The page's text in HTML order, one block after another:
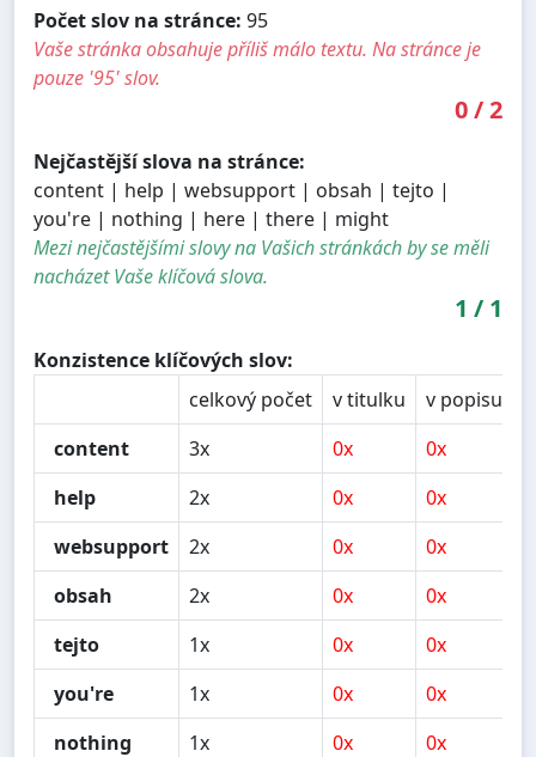
Počet slov na stránce: 95
Vaše stránka obsahuje příliš málo textu. Na stránce je
pouze '95' slov.
0/2
Nejčastější slova na stránce:
content | help | websupport | obsah | tejto |
you're | nothing | here | there | might
Mezi nejčastějšími slovy na Vašich stránkách by se měli
nacházet Vaše klíčová slova.
1 / 1
Konzistence klíčových slov:
celkový počet
v titulku v popisu
content
3x 0x 0x
help
2x 0x 0x
websupport
2x 0x 0x
obsah
2x 0x 0x
tejto
1x 0x 0x
you're
1x 0x 0x
nothing
1x 0x 0x